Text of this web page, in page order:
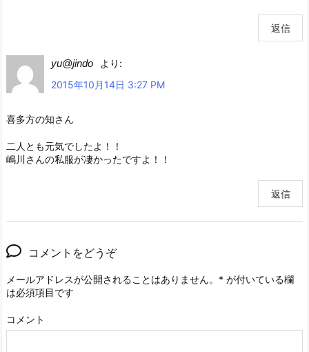
返信
yu@jindo
より:
2015年10月14日 3:27 PM
喜多方の知さん
二人とも元気でしたよ！！
嶋川さんの私服が凄かったですよ！！
返信
コメントをどうぞ
メールアドレスが公開されることはありません。 * が付いている欄
は必須項目です
コメント